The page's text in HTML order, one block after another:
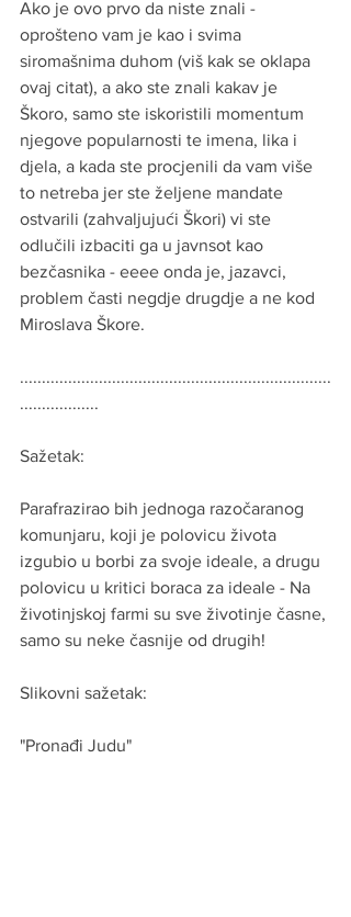
Ako je ovo prvo da niste znali -
oprošteno vam je kao i svima
siromašnima duhom (viš kak se oklapa
ovaj citat), a ako ste znali kakav je
Škoro, samo ste iskoristili momentum
njegove popularnosti te imena, lika i
djela, a kada ste procjenili da vam više
to netreba jer ste željene mandate
ostvarili (zahvaljujući Škori) vi ste
odlučili izbaciti ga u javnsot kao
bezčasnika - eeee onda je, jazavci,
problem časti negdje drugdje a ne kod
Miroslava Škore.
.......................................................................
..................
Sažetak:
Parafrazirao bih jednoga razočaranog
komunjaru, koji je polovicu života
izgubio u borbi za svoje ideale, a drugu
polovicu u kritici boraca za ideale - Na
životinjskoj farmi su sve životinje časne,
samo su neke časnije od drugih!
Slikovni sažetak:
"Pronađi Judu"